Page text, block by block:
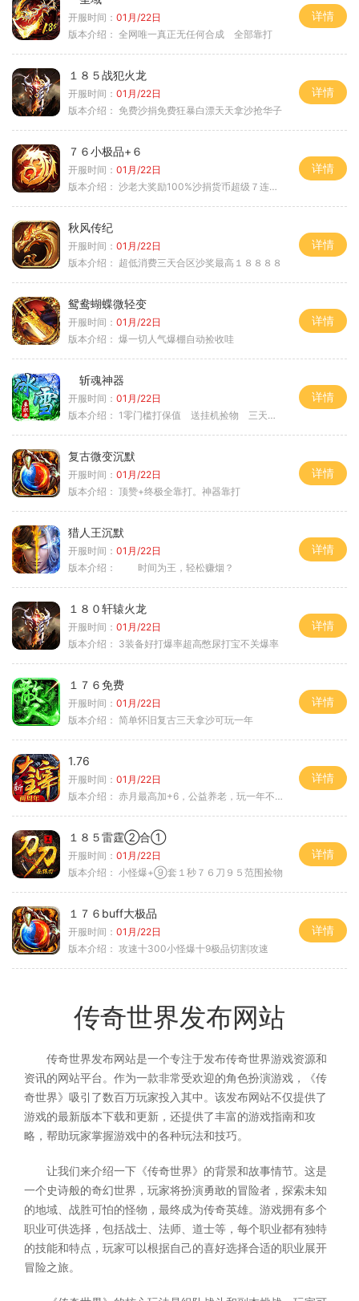
开服时间： 01月/22日
版本介绍： 全网唯一真正无任何合成 全部靠打
详情
１８５战犯火龙
开服时间： 01月/22日
版本介绍： 免费沙捐免费狂暴白漂天天拿沙抢华子
详情
７６小极品+６
开服时间： 01月/22日
版本介绍： 沙老大奖励100%沙捐货币超级７连鞭尸
详情
秋风传纪
开服时间： 01月/22日
版本介绍： 超低消费三天合区沙奖最高１８８８８
详情
鸳鸯蝴蝶微轻变
开服时间： 01月/22日
版本介绍： 爆一切人气爆棚自动捡收哇
详情
斩魂神器
开服时间： 01月/22日
版本介绍： 1零门槛打保值 送挂机捡物 三天合区
详情
复古微变沉默
开服时间： 01月/22日
版本介绍： 顶赞+终极全靠打。神器靠打
详情
猎人王沉默
开服时间： 01月/22日
版本介绍：
时间为王，轻松赚烟？
详情
１８０轩辕火龙
开服时间： 01月/22日
版本介绍： 3装备好打爆率超高憋尿打宝不关爆率
详情
１７６免费
开服时间： 01月/22日
版本介绍： 简单怀旧复古三天拿沙可玩一年
详情
1.76
开服时间： 01月/22日
版本介绍： 赤月最高加+6，公益养老，玩一年不腻，屠龙
详情
１８５雷霆②合①
开服时间： 01月/22日
版本介绍： 小怪爆+⑨套１秒７６刀９５范围捡物
详情
１７６buff大极品
开服时间： 01月/22日
版本介绍： 攻速十300小怪爆十9极品切割攻速
详情
传奇世界发布网站
传奇世界发布网站是一个专注于发布传奇世界游戏资源和
资讯的网站平台。作为一款非常受欢迎的角色扮演游戏，《传
奇世界》吸引了数百万玩家投入其中。该发布网站不仅提供了
游戏的最新版本下载和更新，还提供了丰富的游戏指南和攻
略，帮助玩家掌握游戏中的各种玩法和技巧。
让我们来介绍一下《传奇世界》的背景和故事情节。这是
一个史诗般的奇幻世界，玩家将扮演勇敢的冒险者，探索未知
的地域、战胜可怕的怪物，最终成为传奇英雄。游戏拥有多个
职业可供选择，包括战士、法师、道士等，每个职业都有独特
的技能和特点，玩家可以根据自己的喜好选择合适的职业展开
冒险之旅。